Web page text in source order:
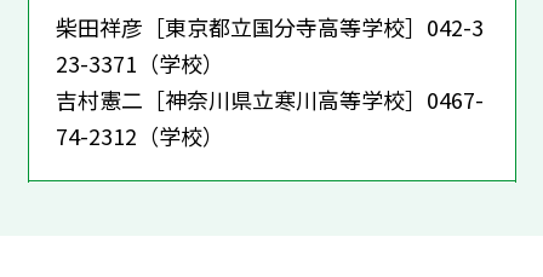
柴田祥彦［東京都立国分寺高等学校］042-3
23-3371（学校）
吉村憲二［神奈川県立寒川高等学校］0467-
74-2312（学校）